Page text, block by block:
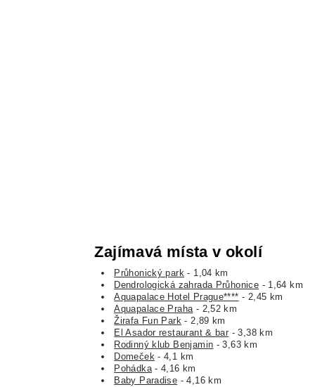
Zajímavá místa v okolí
Průhonický park - 1,04 km
Dendrologická zahrada Průhonice - 1,64 km
Aquapalace Hotel Prague**** - 2,45 km
Aquapalace Praha- 2,52 km
Žirafa Fun Park - 2,89 km
El Asador restaurant & bar - 3,38 km
Rodinný klub Benjamin - 3,63 km
Domeček- 4,1 km
Pohádka- 4,16 km
Baby Paradise - 4,16 km